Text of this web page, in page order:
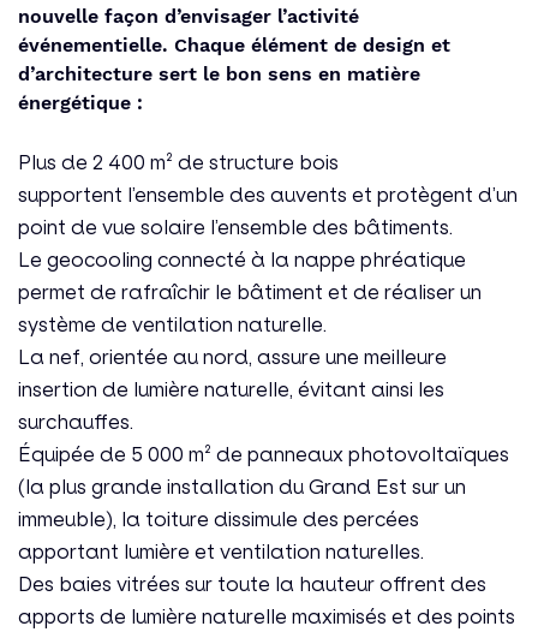
nouvelle façon d’envisager l’activité
événementielle. Chaque élément de design et
d’architecture sert le bon sens en matière
énergétique :
Plus de 2 400 m² de structure bois
supportent l’ensemble des auvents et protègent d’un
point de vue solaire l’ensemble des bâtiments.
Le geocooling connecté à la nappe phréatique
permet de rafraîchir le bâtiment et de réaliser un
système de ventilation naturelle.
La nef, orientée au nord, assure une meilleure
insertion de lumière naturelle, évitant ainsi les
surchauffes.
Équipée de 5 000 m² de panneaux photovoltaïques
(la plus grande installation du Grand Est sur un
immeuble), la toiture dissimule des percées
apportant lumière et ventilation naturelles.
Des baies vitrées sur toute la hauteur offrent des
apports de lumière naturelle maximisés et des points